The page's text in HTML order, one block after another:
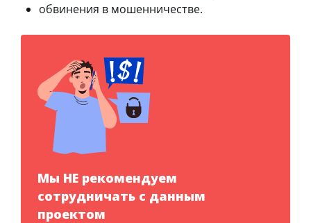
обвинения в мошенничестве.
Мы НЕ рекомендуем
сотрудничать с данным
проектом